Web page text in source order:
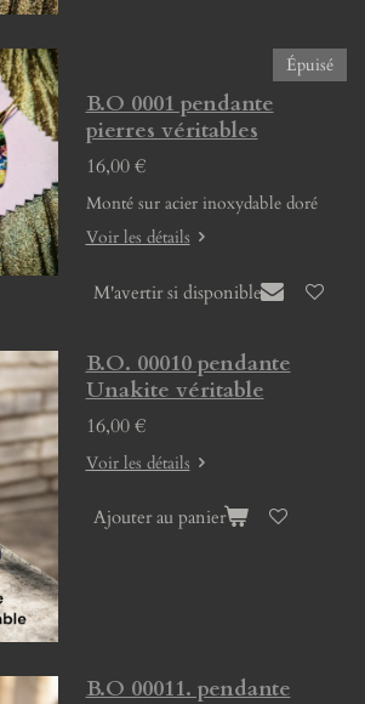
Épuisé
B.O 0001 pendante
pierres véritables
16,00 €
Monté sur acier inoxydable doré
Voir les détails
M'avertir si disponible
B.O. 00010 pendante
Unakite véritable
16,00 €
Voir les détails
Ajouter au panier
B.O 00011. pendante